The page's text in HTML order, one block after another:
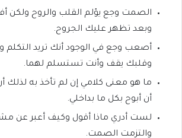
الصمت وجع يؤلم القلب والروح ولكن
وبعد تظهر عليك الجروح.
أصعب وجع في الوجود أنك تريد
وقلبك يقف وأنت تستسلم لهما.
ما هو معنى كلامي إن لم تأخذ به
أن أبوح بكل ما بداخلي.
لست أدري ماذا أقول وكيف أعبر عن
والتزمت الصمت.